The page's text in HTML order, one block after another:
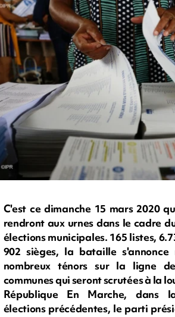
C'est ce dimanche 15 mars 2020
rendront aux urnes dans le cadre
élections municipales. 165 listes,
902 sièges, la bataille s'annonce
nombreux ténors sur la ligne
communes qui seront scrutées à la
République En Marche, dans
élections précédentes, le parti